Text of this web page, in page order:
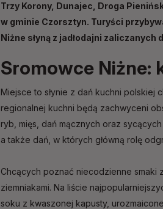
Trzy Korony, Dunajec, Droga
w gminie Czorsztyn. Turyści
Niżne słyną z jadłodajni
Sromowce Niżne:
Miejsce to słynie z dań kuchni
regionalnej kuchni będą zachwyceni
ryb, mięs, dań mącznych oraz
a także dań, w których główną rolę
Chcących poznać niecodzienne smaki
ziemniakami. Na liście
soku z kwaszonej kapusty,